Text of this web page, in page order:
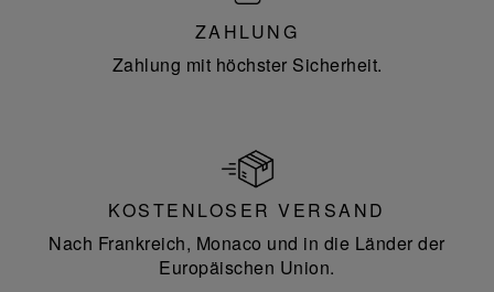
ZAHLUNG
Zahlung mit höchster Sicherheit.
KOSTENLOSER VERSAND
Nach Frankreich, Monaco und in die Länder der
Europäischen Union.